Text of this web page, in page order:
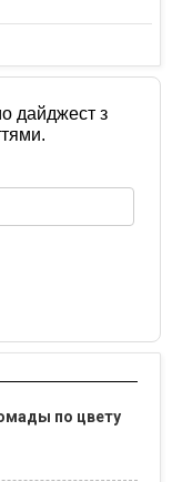
дайджест з
по цвету